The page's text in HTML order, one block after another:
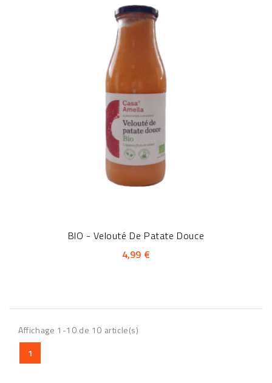
BIO - Velouté De Patate Douce
4,99 €
Affichage 1-10 de 10 article(s)
1